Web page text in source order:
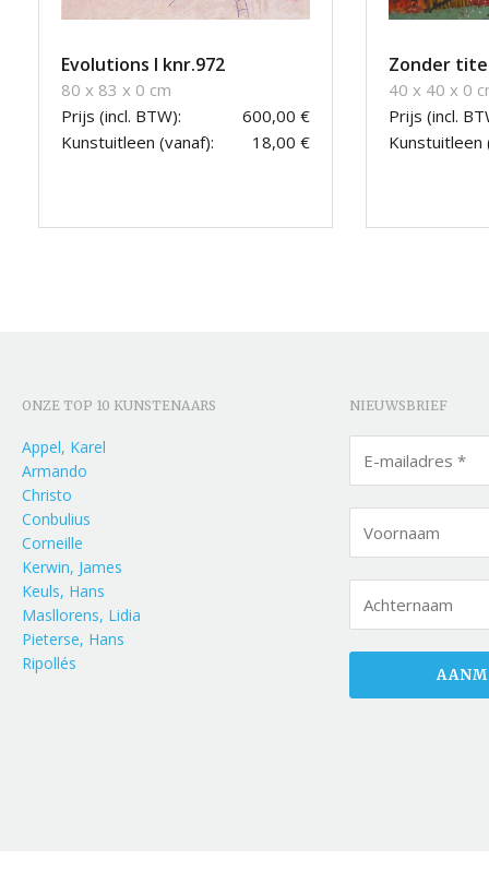
Evolutions I knr.972
80 x 83 x 0 cm
Prijs (incl. BTW):
600,00 €
Kunstuitleen (vanaf):
18,00 €
Zonder
40 x 40 x 0
Prijs (incl.
Kunstuitleen
ONZE TOP 10 KUNSTENAARS
Appel, Karel
Armando
Christo
Conbulius
Corneille
Kerwin, James
Keuls, Hans
Masllorens, Lidia
Pieterse, Hans
Ripollés
NIEUWSBRIEF